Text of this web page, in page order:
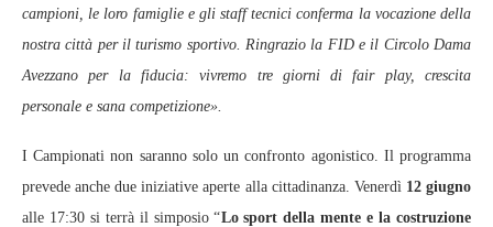
campioni, le loro famiglie e gli staff tecnici conferma la vocazione della
nostra città per il turismo sportivo. Ringrazio la FID e il Circolo Dama
Avezzano per la fiducia: vivremo tre giorni di fair play, crescita
personale e sana competizione».
I Campionati non saranno solo un confronto agonistico. Il programma
prevede anche due iniziative aperte alla cittadinanza. Venerdì 12 giugno
alle 17:30 si terrà il simposio “Lo sport della mente e la costruzione